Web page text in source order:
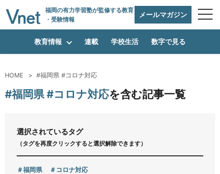
福岡の有力学習塾が監修する教育
・受験情報
メールマガジン
編集方針
vnetアライアンス企業
運営会社
教育情報 連載 学校生活 数字で見る
HOME #福岡県 #コロナ対応
#福岡県 #コロナ対応を含む記事一覧
選択されているタグ
（タグを再度クリックすると選択解除できます）
福岡県 コロナ対応